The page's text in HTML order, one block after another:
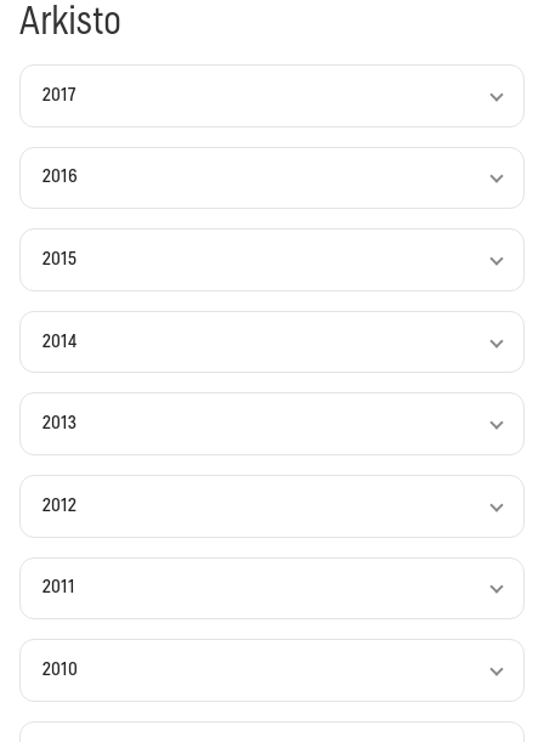
Arkisto
2017
2016
2015
2014
2013
2012
2011
2010